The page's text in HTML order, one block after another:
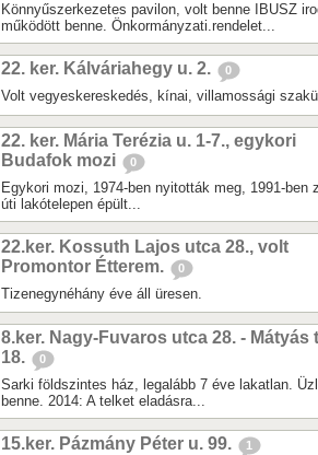
Könnyűszerkezetes pavilon, volt benne IBUSZ
működött benne. Önkormányzati.rendelet...
22. ker. Kálváriahegy u. 2. 0
Volt vegyeskereskedés, kínai, villamossági
22. ker. Mária Terézia u. 1-7., egykori
Budafok mozi
0
Egykori mozi, 1974-ben nyitották meg, 1991-ben
úti lakótelepen épült...
22.ker. Kossuth Lajos utca 28., volt
Promontor Étterem.
0
Tizenegynéhány éve áll üresen.
8.ker. Nagy-Fuvaros utca 28. - Mátyás
18.
0
Sarki földszintes ház, legalább 7 éve lakatlan.
benne. 2014: A telket eladásra...
15.ker. Pázmány Péter u. 99. 1